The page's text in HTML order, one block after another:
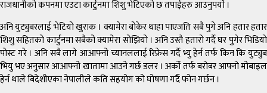
राजधानीको कपनमा एउटा कार्टुनमा शिशु भेटिएको छ तपाईहरु आउनुपर्यो ।
अनि युट्युबरलाई भेटियो खुराक । क्यामेरा बोकेर थाहा पाएजति सबै पुगे अनि हतार हतार
शिशु सहितको कार्टुनमा सबैको क्यामेरा सोझियो । अनि उस्तै हतारो गर्दै घर पुगेर भिडियो
पोस्ट गरे । अनि सबै लागे आआफ्नो च्यानललाई रिफ्रेस गर्दै भ्यु हेर्न तर्फ किन कि युट्युब
भियु भए अनुसार आआफ्नो खातामा आउने गर्छ डलर । अर्को तर्फ बरोबर आफ्नो मोबाइल
हेर्न थाले बिदेशीएका नेपालीले कति सहयोग को घोषणा गर्दै फोन गर्छन ।